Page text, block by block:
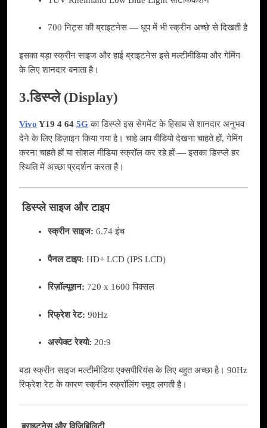
700 निट्स की ब्राइटनेस — धूप में भी स्क्रीन अच्छे से दिखती है
इसका बड़ा स्क्रीन साइज और हाई ब्राइटनेस इसे मल्टीमीडिया और गेमिंग
के लिए शानदार बनाता है।
3.डिस्प्ले (Display)
Vivo Y19 4 64 5Gका डिस्प्ले इस सेगमेंट के हिसाब से शानदार अनुभव
देने के लिए डिज़ाइन किया गया है। चाहे आप वीडियो देखना चाहते हों, गेमिंग
करना चाहते हों या सोशल मीडिया स्क्रॉल कर रहे हों — इसका डिस्प्ले हर
स्थिति में अच्छा प्रदर्शन करता है।
डिस्प्ले साइज और टाइप
स्क्रीन साइज: 6.74 इंच
पैनल टाइप: HD+ LCD (IPS LCD)
रिज़ॉल्यूशन: 720 x 1600 पिक्सल
रिफ्रेश रेट: 90Hz
अस्पेक्ट रेश्यो: 20:9
बड़ा स्क्रीन साइज मल्टीमीडिया एक्सपीरियंस के लिए बहुत अच्छा है। 90Hz
रिफ्रेश रेट के कारण स्क्रीन स्क्रॉलिंग स्मूद लगती है।
ब्राइटनेस और विजिबिलिटी